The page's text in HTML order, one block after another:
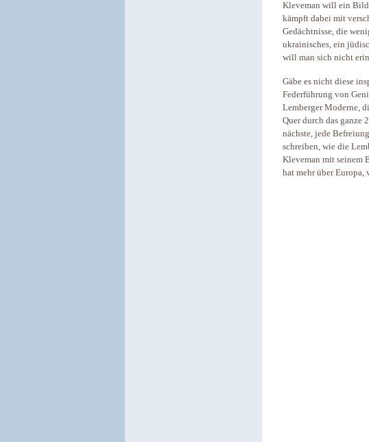
Kleveman will ein Bild
kämpft dabei mit
Gedächtnisse, die
ukrainisches, ein
will man sich nicht
Gäbe es nicht diese
Federführung von
Lemberger Moderne,
Quer durch das ganze
nächste, jede
schreiben, wie die
Kleveman mit seinem
hat mehr über Europa,